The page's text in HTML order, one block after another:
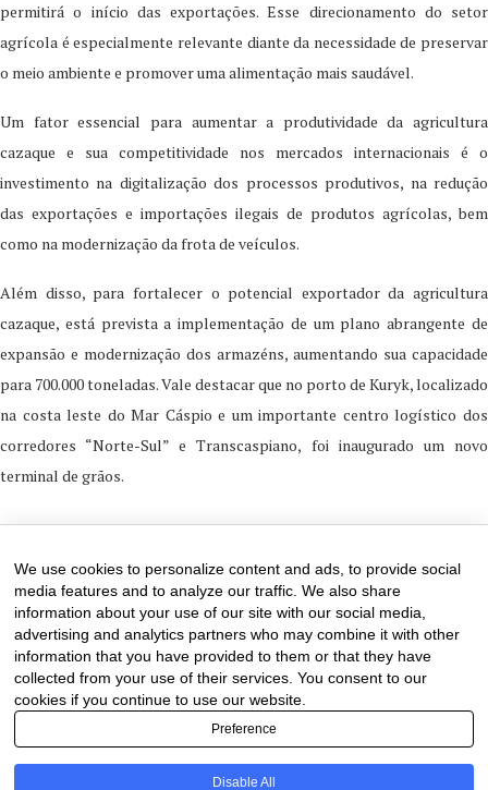
permitirá o início das exportações. Esse direcionamento do setor
agrícola é especialmente relevante diante da necessidade de preservar
o meio ambiente e promover uma alimentação mais saudável.
Um fator essencial para aumentar a produtividade da agricultura
cazaque e sua competitividade nos mercados internacionais é o
investimento na digitalização dos processos produtivos, na redução
das exportações e importações ilegais de produtos agrícolas, bem
como na modernização da frota de veículos.
Além disso, para fortalecer o potencial exportador da agricultura
cazaque, está prevista a implementação de um plano abrangente de
expansão e modernização dos armazéns, aumentando sua capacidade
para 700.000 toneladas. Vale destacar que no porto de Kuryk, localizado
na costa leste do Mar Cáspio e um importante centro logístico dos
corredores “Norte-Sul” e Transcaspiano, foi inaugurado um novo
terminal de grãos.
We use cookies to personalize content and ads, to provide social
media features and to analyze our traffic. We also share
information about your use of our site with our social media,
advertising and analytics partners who may combine it with other
information that you have provided to them or that they have
collected from your use of their services. You consent to our
cookies if you continue to use our website.
Preference
Disable All